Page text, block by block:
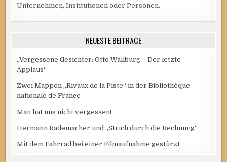
Unternehmen, Institutionen oder Personen.
NEUESTE BEITRÄGE
„Vergessene Gesichter: Otto Wallburg – Der letzte
Applaus“
Zwei Mappen „Rivaux de la Piste“ in der Bibliothèque
nationale de France
Man hat uns nicht vergessen!
Hermann Rademacher und „Strich durch die Rechnung“
Mit dem Fahrrad bei einer Filmaufnahme gestürzt